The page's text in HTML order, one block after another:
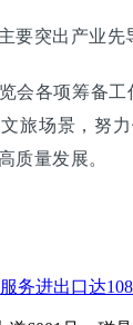
突出产业先
各项筹备工作
旅场景，努
质量发展。